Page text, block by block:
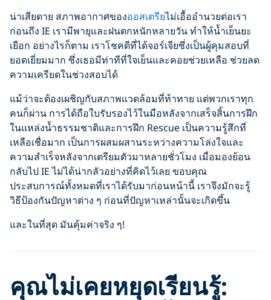
น่าเสียดาย สภาพอากาศของออสเตรียไม่เอื้ออำนวยต่อเรา
ก่อนถึง IE เรามีพายุและฝนตกหนักหลายวัน ทำให้น้ำเย็นยะ
เยือก อย่างไรก็ตาม เราโชคดีที่ได้จอร์เจียซึ่งเป็นผู้คุมสอบที่
ยอดเยี่ยมมาก ซึ่งเธอมีท่าทีที่ใจเย็นและคอยช่วยเหลือ ช่วยลด
ความเครียดในช่วงสอบได้
แม้ว่าจะต้องเผชิญกับสภาพแวดล้อมที่ท้าทาย แต่พวกเราทุก
คนก็ผ่าน การได้ถือใบรับรองไว้ในมือหลังจากเสร็จสิ้นการฝึก
ในแหล่งน้ำธรรมชาติและการฝึก Rescue เป็นความรู้สึกที่
เหลือเชื่อมาก เป็นการผสมผสานระหว่างความโล่งใจและ
ความสำเร็จหลังจากเตรียมตัวมาหลายชั่วโมง เมื่อมองย้อน
กลับไป IE ไม่ได้น่ากลัวอย่างที่คิดไว้เลย ขอบคุณ
ประสบการณ์ทั้งหมดที่เราได้รับมาก่อนหน้านี้ เราจึงมักจะรู้
วิธีป้องกันปัญหาต่าง ๆ ก่อนที่ปัญหาเหล่านั้นจะเกิดขึ้น
และในที่สุด มันคุ้มค่าจริง ๆ!
คุณไม่เคยหยุดเรียนรู้: